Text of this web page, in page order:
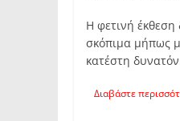
Η φετινή
σκόπιμα μήπως
κατέστη
Διαβάστε